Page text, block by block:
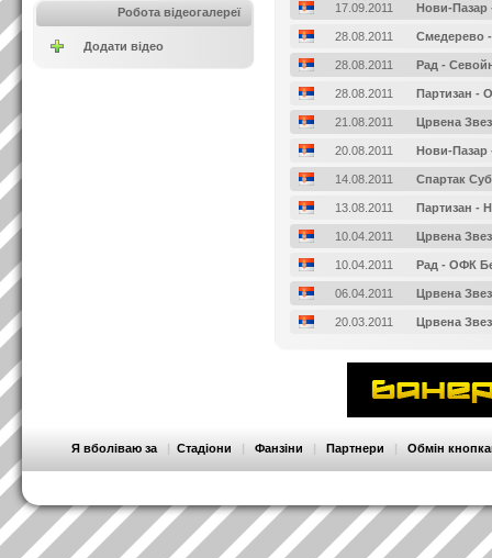
Робота відеогалереї
Додати відео
17.09.2011 Нови-Пазар
28.08.2011 Смедерево
28.08.2011 Рад -
28.08.2011 Партизан -
21.08.2011 Црвена
20.08.2011 Нови-Пазар
14.08.2011 Спартак
13.08.2011 Партизан -
10.04.2011 Црвена
10.04.2011 Рад - ОФК
06.04.2011 Црвена
20.03.2011 Црвена
Я вболіваю за | Стадіони | Фанзіни | Партнери | Обмін